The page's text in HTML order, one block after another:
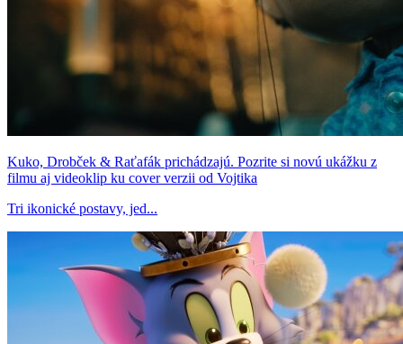
Kuko, Drobček & Raťafák prichádzajú. Pozrite si novú ukážku z
filmu aj videoklip ku cover verzii od Vojtika
Tri ikonické postavy, jed...